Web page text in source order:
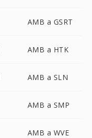
AMB a GSRT
AMB a HTK
AMB a SLN
AMB a SMP
AMB a WVE